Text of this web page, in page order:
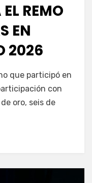
REMO
EN
2026
que participó en
con
oro, seis de